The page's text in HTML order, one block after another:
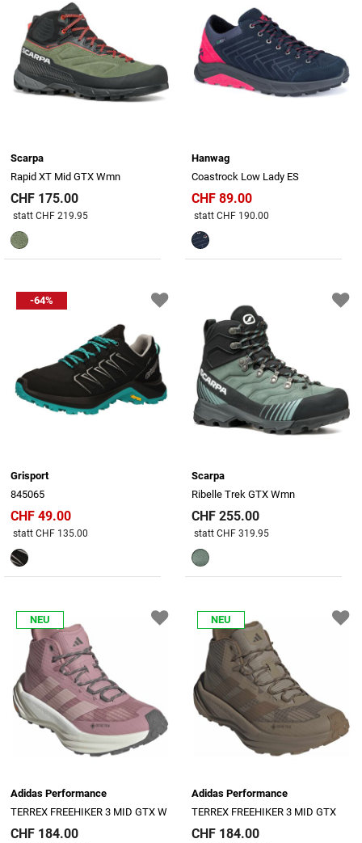
Scarpa
Rapid XT Mid GTX Wmn
CHF 175.00
Preis reduziert von
statt CHF 219.95An
Hanwag
Coastrock Low Lady ES
CHF 89.00
Preis reduziert von
statt CHF 190.00
-64%
Grisport
845065
CHF 49.00
Preis reduziert von
statt CHF 135.00
Scarpa
Ribelle Trek GTX Wmn
CHF 255.00
Preis reduziert von
statt CHF 319.95An
NEU
Adidas Performance
TERREX FREEHIKER 3 MID GTX W
CHF 184.00
NEU
Adidas Performance
TERREX FREEHIKER 3 MID GTX
CHF 184.00